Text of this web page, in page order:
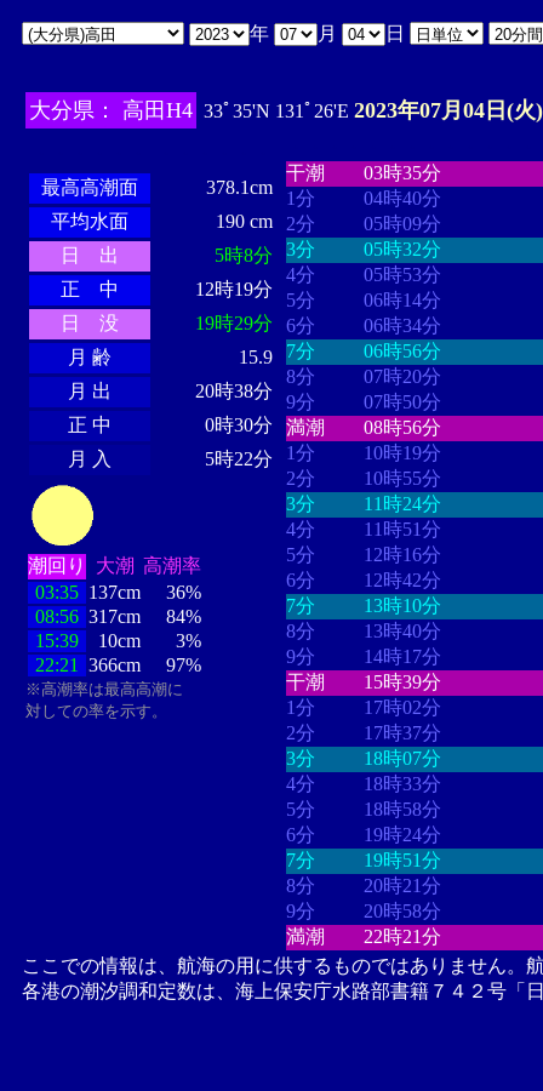
年 月 日
大分県： 高田H4 33ﾟ35'N 131ﾟ26'E 2023年07月04日(火)
最高高潮面
378.1cm
平均水面
190 cm
日 出
5時8分
正 中
12時19分
日 没
19時29分
月 齢
15.9
月 出
20時38分
正 中
0時30分
月 入
5時22分
潮回り 大潮 高潮率
03:35 137cm
36%
08:56 317cm
84%
15:39
10cm
3%
22:21
366cm 97%
※高潮率は最高高潮に
対しての率を示す。
干潮
03時35分
1分
04時40分
2分
05時09分
3分
05時32分
4分
05時53分
5分
06時14分
6分
06時34分
7分
06時56分
8分
07時20分
9分
07時50分
満潮
08時56分
1分
10時19分
2分
10時55分
3分
11時24分
4分
11時51分
5分
12時16分
6分
12時42分
7分
13時10分
8分
13時40分
9分
14時17分
干潮
15時39分
1分
17時02分
2分
17時37分
3分
18時07分
4分
18時33分
5分
18時58分
6分
19時24分
7分
19時51分
8分
20時21分
9分
20時58分
満潮
22時21分
ここでの情報は、航海の用に供するものではありません。
各港の潮汐調和定数は、海上保安庁水路部書籍７４２号「